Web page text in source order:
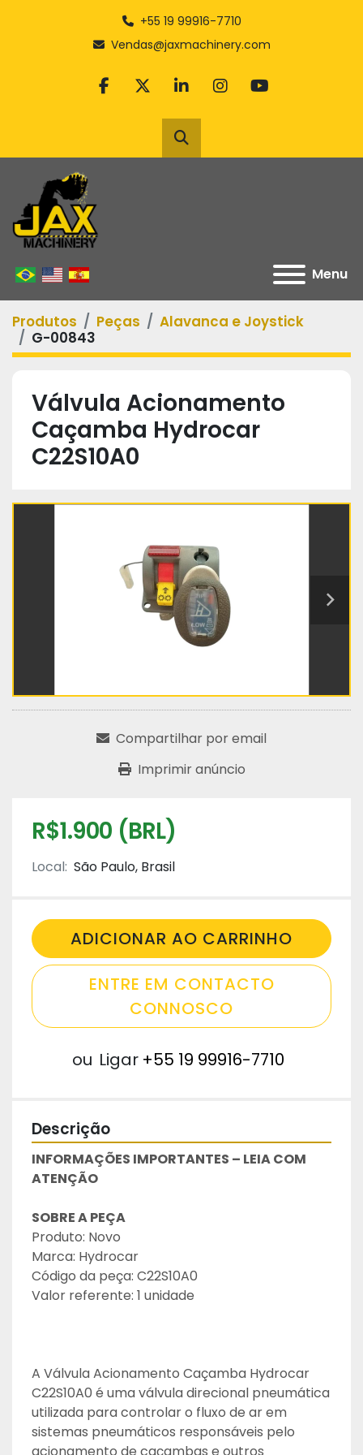
+55 19 99916-7710
Vendas@jaxmachinery.com
facebook
twitterlinkedininstagram
youtube
Pesquisar
Menu
Produtos Peças
Alavanca e Joystick
G-00843
Válvula Acionamento
Caçamba Hydrocar
C22S10A0
Compartilhar por email
Imprimir anúncio
R$1.900 (BRL)
Local: São Paulo, Brasil
ADICIONAR AO CARRINHO
ENTRE EM CONTACTO
CONNOSCO
ou Ligar +55 19 99916-7710
Descrição
INFORMAÇÕES IMPORTANTES – LEIA COM
ATENÇÃO
SOBRE A PEÇA
Produto: Novo
Marca: Hydrocar
Código da peça: C22S10A0
Valor referente: 1 unidade
A Válvula Acionamento Caçamba Hydrocar
C22S10A0 é uma válvula direcional pneumática
utilizada para controlar o fluxo de ar em
sistemas pneumáticos responsáveis pelo